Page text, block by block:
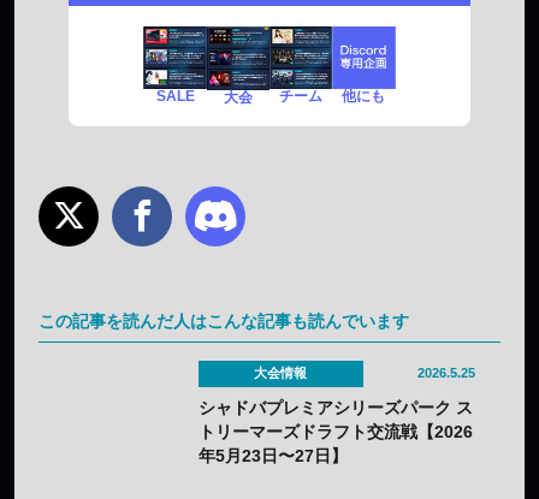
SALE 大会 チーム 他にも
この記事を読んだ人はこんな記事も読んでいます
大会情報 2026.5.25
シャドバプレミアシリーズパーク ス
トリーマーズドラフト交流戦【2026
年5月23日〜27日】